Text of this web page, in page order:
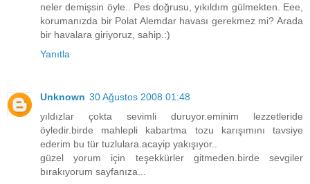
neler demişsin öyle.. Pes doğrusu, yıkıldım gülmekten. Eee,
korumanızda bir Polat Alemdar havası gerekmez mi? Arada
bir havalara giriyoruz, sahip.:)
Yanıtla
Unknown 30 Ağustos 2008 01:48
yıldızlar çokta sevimli duruyor.eminim lezzetleride
öyledir.birde mahlepli kabartma tozu karışımını tavsiye
ederim bu tür tuzlulara.acayip yakışıyor..
güzel yorum için teşekkürler gitmeden.birde sevgiler
bırakıyorum sayfanıza...